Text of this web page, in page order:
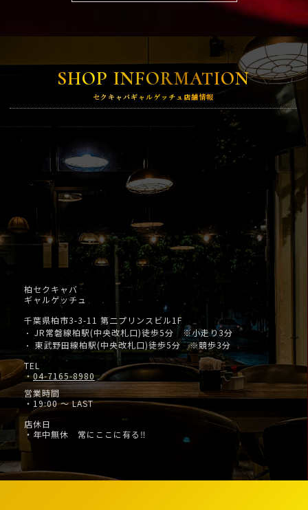
SHOP INFORMATION
セクキャバギャルゲッチュ店舗情報
柏セクキャバ
ギャルゲッチュ
千葉県柏市3-3-11 第二プリンスビル1F
・ JR常磐線柏駅(中央改札口)徒歩5分 ※小走り3分
・
東武野田線柏駅(中央改札口)徒歩5分 ※競歩3分
TEL
・04-7165-8980
営業時間
・19:00 ～ LAST
店休日
・年中無休 常にここに有る‼